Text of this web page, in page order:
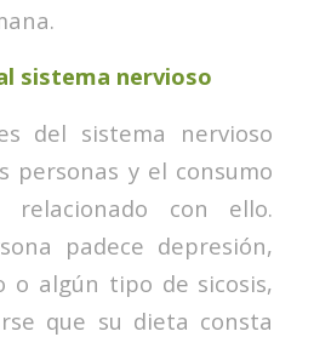
sistema nervioso
del sistema nervioso
personas y el consumo
con ello.
padece depresión,
o algún tipo de sicosis,
que su dieta consta